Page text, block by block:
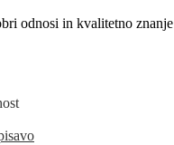
odnosi in kvalitetno znanje